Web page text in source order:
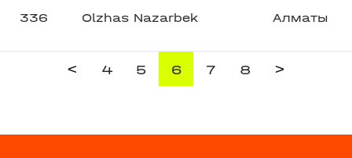
336 Olzhas Nazarbek Алматы
< 4 5 6 7 8 >